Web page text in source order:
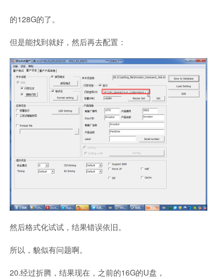
的128G的了。
但是能找到就好，然后再去配置：
然后格式化试试，结果错误依旧。
所以，貌似有问题啊。
20.经过折腾，结果现在，之前的16G的U盘，